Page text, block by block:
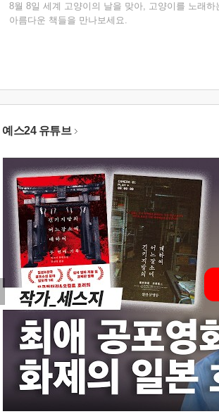
8월 8일 세계 고양이의 날을 맞아, 고양이를 노래하
아름다운 책들을 만나보세요.
예스24 유튜브